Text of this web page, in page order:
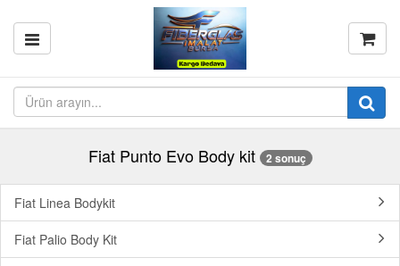
Fiat Punto Evo Body kit 2 sonuç
Fiat Linea Bodykit
Fiat Palio Body Kit